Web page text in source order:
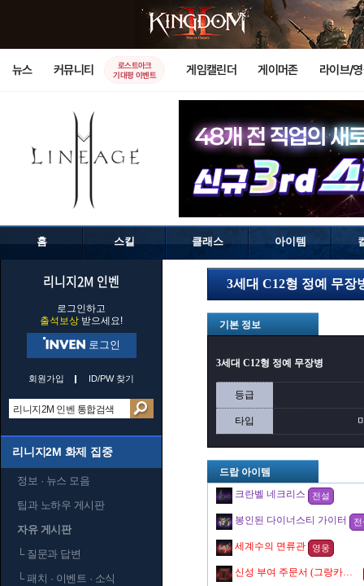
뉴스 커뮤니티
로스트아크
기대평 이벤트
게임캘린더 게이머존 라이브/
홈 스킬 클래스 아이템
리니지2M 인벤
로그인하고
출석보상 받으세요!
로그인
회원가입 ID/PW 찾기
리니지2M 화제 집중
정보 · 뉴스 모음
팁과 노하우 게시판
자유 게시판
└질문과 답변
└패치 · 이벤트 · 소식
3세대 C12형 정예 무장
기본 정보
3세대 C12형 정예 무장병
등급
타입
드랍 아이템
크란벨 네크리스
전설
봉인된 다이너스티 가이터
세계수의 면류관 영웅
신성 부여 주문서 (그랑카인의 징벌)